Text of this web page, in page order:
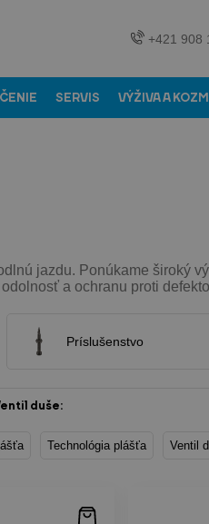
+421 908
SERVIS VÝŽIVA A
jazdu. Ponúkame široký
a ochranu proti
Príslušenstvo
duše:
Technológia plášťa Ventil